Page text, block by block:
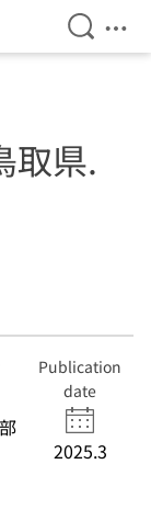
Open
取県.
Publication
date
2025.3